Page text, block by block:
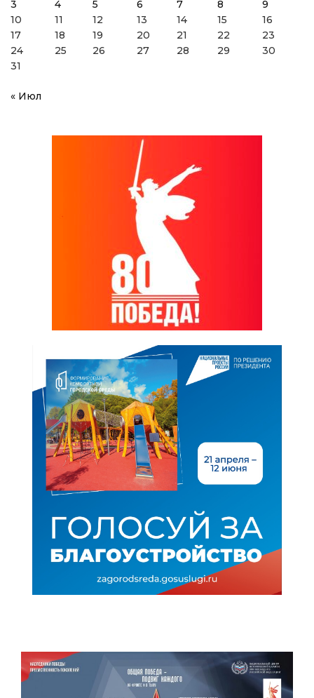
3 4 5 6 7 8
9
10
11 12 13 14 15
16
17
18 19 20 21 22
23
24
25 26 27 28 29
30
31
« Июл